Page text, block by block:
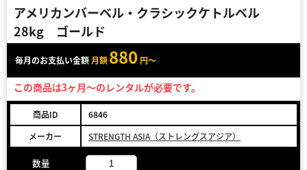
アメリカンバーベル・クラシックケトルベル
28kg ゴールド
毎月のお支払い金額 月額880 円～
この商品は3ヶ月～のレンタルが必要です。
商品ID
6846
メーカー
STRENGTH ASIA（ストレングスアジア）
数量